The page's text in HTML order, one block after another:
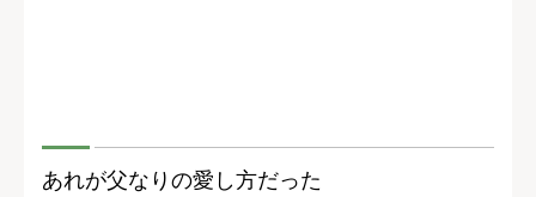
あれが父なりの愛し方だった